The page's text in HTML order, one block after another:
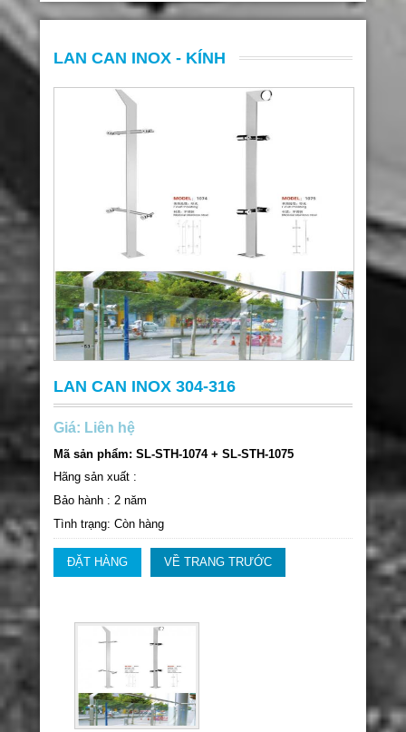
LAN CAN INOX - KÍNH
LAN CAN INOX 304-316
Giá: Liên hệ
Mã sản phẩm: SL-STH-1074 + SL-STH-1075
Hãng sản xuất :
Bảo hành : 2 năm
Tình trạng: Còn hàng
ĐẶT HÀNG VỀ TRANG TRƯỚC